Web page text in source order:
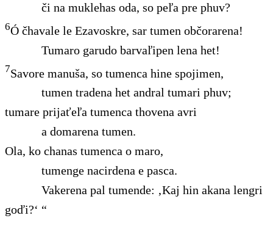
či na muklehas oda, so peľa pre phuv?
6Ó čhavale le Ezavoskre, sar tumen občorarena!
Tumaro garudo barvaľipen lena het!
7Savore manuša, so tumenca hine spojimen,
tumen tradena het andral tumari phuv;
tumare prijaťeľa tumenca thovena avri
a domarena tumen.
Ola, ko chanas tumenca o maro,
tumenge nacirdena e pasca.
Vakerena pal tumende: ‚Kaj hin akana lengri
goďi?‘ “